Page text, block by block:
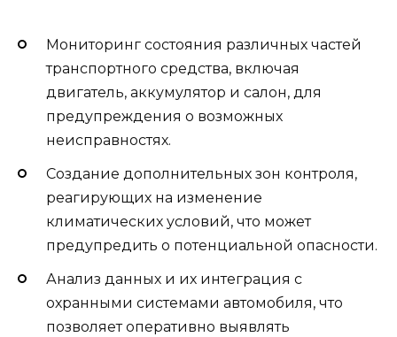
Мониторинг состояния различных частей
транспортного средства, включая
двигатель, аккумулятор и салон, для
предупреждения о возможных
неисправностях.
Создание дополнительных зон контроля,
реагирующих на изменение
климатических условий, что может
предупредить о потенциальной опасности.
Анализ данных и их интеграция с
охранными системами автомобиля, что
позволяет оперативно выявлять